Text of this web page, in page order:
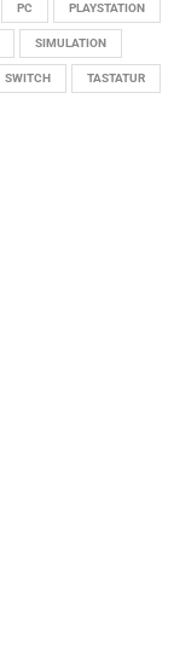
PC PLAYSTATION
SIMULATION
SWITCH TASTATUR